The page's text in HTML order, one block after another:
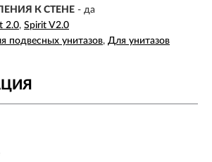
К СТЕНЕ - да
2.0 Spirit V2.0
подвесных унитазов Для унитазов